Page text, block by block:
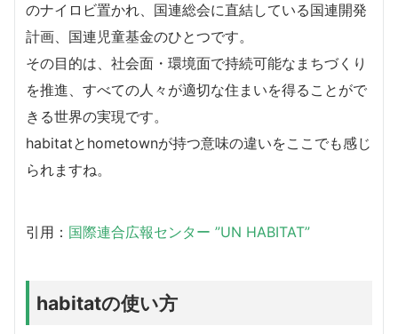
のナイロビ置かれ、国連総会に直結している国連開発
計画、国連児童基金のひとつです。
その目的は、社会面・環境面で持続可能なまちづくり
を推進、すべての人々が適切な住まいを得ることがで
きる世界の実現です。
habitatとhometownが持つ意味の違いをここでも感じ
られますね。
引用： 国際連合広報センター ”UN HABITAT”
habitatの使い方